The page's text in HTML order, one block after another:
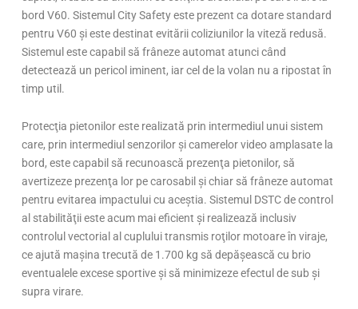
bord V60. Sistemul City Safety este prezent ca dotare standard
pentru V60 şi este destinat evitării coliziunilor la viteză redusă.
Sistemul este capabil să frâneze automat atunci când
detectează un pericol iminent, iar cel de la volan nu a ripostat în
timp util.
Protecţia pietonilor este realizată prin intermediul unui sistem
care, prin intermediul senzorilor şi camerelor video amplasate la
bord, este capabil să recunoască prezenţa pietonilor, să
avertizeze prezenţa lor pe carosabil şi chiar să frâneze automat
pentru evitarea impactului cu aceştia. Sistemul DSTC de control
al stabilităţii este acum mai eficient şi realizează inclusiv
controlul vectorial al cuplului transmis roţilor motoare în viraje,
ce ajută maşina trecută de 1.700 kg să depăşească cu brio
eventualele excese sportive şi să minimizeze efectul de sub şi
supra virare.